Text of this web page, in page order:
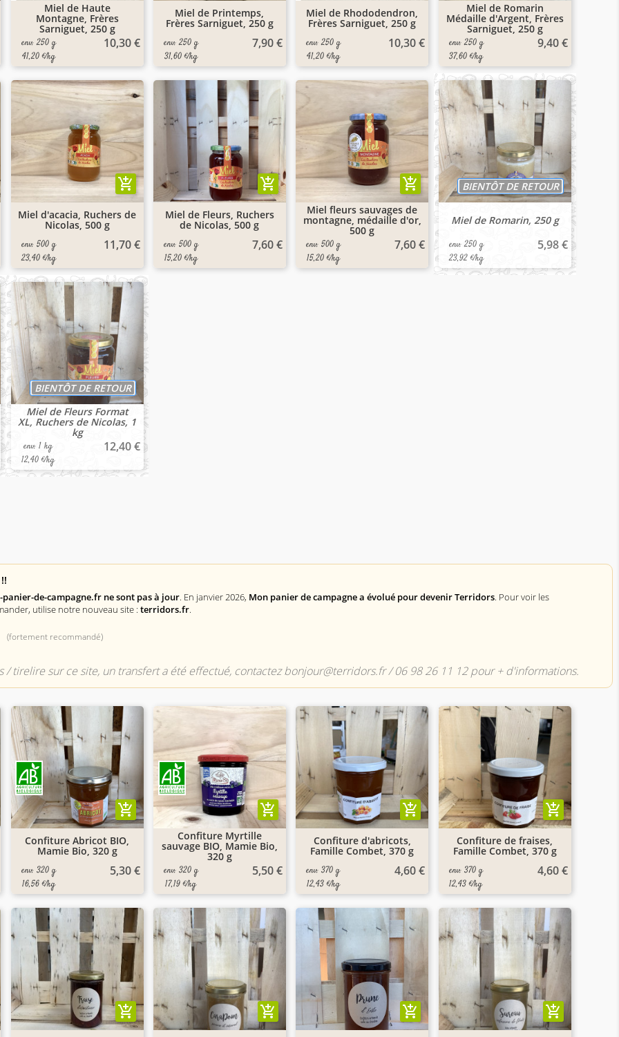
Miel de Haute
Montagne, Frères
Sarniguet, 250 g
env. 250 g
41,20 €/kg
10,30 €
Miel de Printemps,
Frères Sarniguet, 250 g
env. 250 g
31,60 €/kg
7,90 €
Miel de Rhododendron,
Frères Sarniguet, 250 g
env. 250 g
41,20 €/kg
10,30 €
Miel de Romarin
Médaille d'Argent, Frères
Sarniguet, 250 g
env. 250 g
37,60 €/kg
9,40 €
Miel d'acacia, Ruchers de
Nicolas, 500 g
add_shopping_cart
env. 500 g
23,40 €/kg
11,70 €
Miel de Fleurs, Ruchers
de Nicolas, 500 g
add_shopping_cart
env. 500 g
15,20 €/kg
7,60 €
Miel fleurs sauvages de
montagne, médaille d'or,
500 g
add_shopping_cart
env. 500 g
15,20 €/kg
7,60 €
Miel de Romarin, 250 g
BIENTÔT DE RETOUR
env. 250 g
23,92 €/kg
5,98 €
Miel de Fleurs Format
XL, Ruchers de Nicolas, 1
kg
BIENTÔT DE RETOUR
env. 1 kg
12,40 €/kg
12,40 €
de-campagne.fr ne sont pas à jour. En janvier 2026, Mon panier de campagne a évolué pour devenir Terridors. Pour voir les
utilise notre nouveau site : terridors.fr.
(fortement recommandé)
/ tirelire sur ce site, un transfert a été effectué, contactez bonjour@terridors.fr / 06 98 26 11 12 pour + d'informations.
Confiture Abricot BIO,
Mamie Bio, 320 g
add_shopping_cart
env. 320 g
16,56 €/kg
5,30 €
Confiture Myrtille
sauvage BIO, Mamie Bio,
320 g
add_shopping_cart
env. 320 g
17,19 €/kg
5,50 €
Confiture d'abricots,
Famille Combet, 370 g
add_shopping_cart
env. 370 g
12,43 €/kg
4,60 €
Confiture de fraises,
Famille Combet, 370 g
add_shopping_cart
env. 370 g
12,43 €/kg
4,60 €
add_shopping_cart add_shopping_cart add_shopping_cart add_shopping_cart